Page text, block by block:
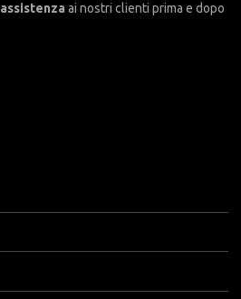
assistenza ai nostri clienti prima e dopo